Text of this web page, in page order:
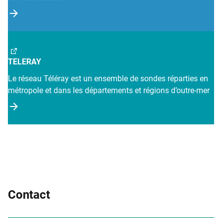
TELERAY
Le réseau Téléray est un ensemble de sondes réparties en
métropole et dans les départements et régions d’outre-mer
Contact